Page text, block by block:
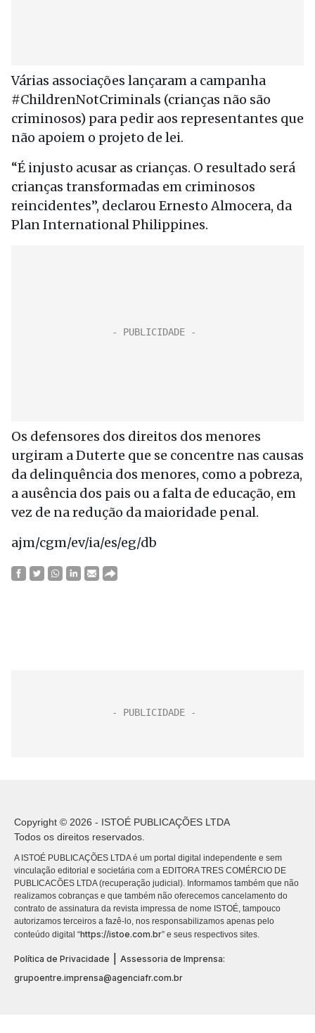
Várias associações lançaram a campanha
#ChildrenNotCriminals (crianças não são
criminosos) para pedir aos representantes que
não apoiem o projeto de lei.
“É injusto acusar as crianças. O resultado será
crianças transformadas em criminosos
reincidentes”, declarou Ernesto Almocera, da
Plan International Philippines.
Os defensores dos direitos dos menores
urgiram a Duterte que se concentre nas causas
da delinquência dos menores, como a pobreza,
a ausência dos pais ou a falta de educação, em
vez de na redução da maioridade penal.
ajm/cgm/ev/ia/es/eg/db
Copyright © 2026 - ISTOÉ PUBLICAÇÕES LTDA
Todos os direitos reservados.
A ISTOÉ PUBLICAÇÕES LTDA é um portal digital independente e sem
vinculação editorial e societária com a EDITORA TRES COMÉRCIO DE
PUBLICACÕES LTDA (recuperação judicial). Informamos também que não
realizamos cobranças e que também não oferecemos cancelamento do
contrato de assinatura da revista impressa de nome ISTOÉ, tampouco
autorizamos terceiros a fazê-lo, nos responsabilizamos apenas pelo
conteúdo digital “https://istoe.com.br” e seus respectivos sites.
Política de Privacidade
Assessoria de Imprensa:
grupoentre.imprensa@agenciafr.com.br